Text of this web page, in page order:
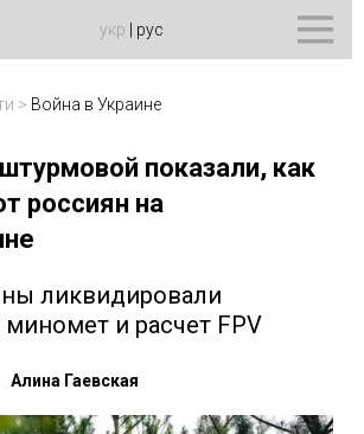
укр рус
> Война в Украине
показали, как
россиян на
ликвидировали
и расчет FPV
Алина Гаевская